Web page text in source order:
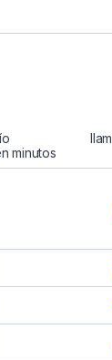
minutos